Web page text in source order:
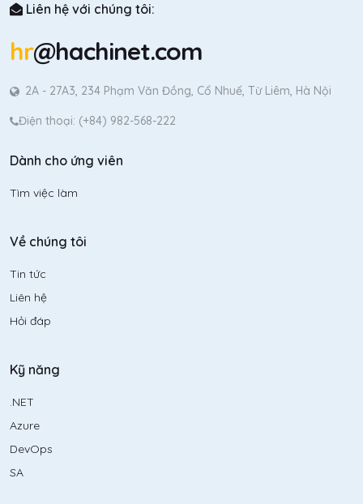
Liên hệ với chúng tôi:
hr@hachinet.com
2A - 27A3, 234 Phạm Văn Đồng, Cổ Nhuế, Từ Liêm, Hà Nội
Điện thoại: (+84) 982-568-222
Dành cho ứng viên
Tìm việc làm
Về chúng tôi
Tin tức
Liên hệ
Hỏi đáp
Kỹ năng
.NET
Azure
DevOps
SA